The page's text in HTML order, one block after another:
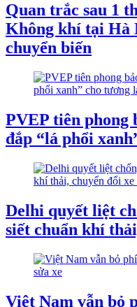
Quan trắc sau 1
Không khí tại Hà
chuyển biến
PVEP tiên phong
đắp “lá phổi
Delhi quyết liệt
siết chuẩn khí
Việt Nam vẫn bỏ